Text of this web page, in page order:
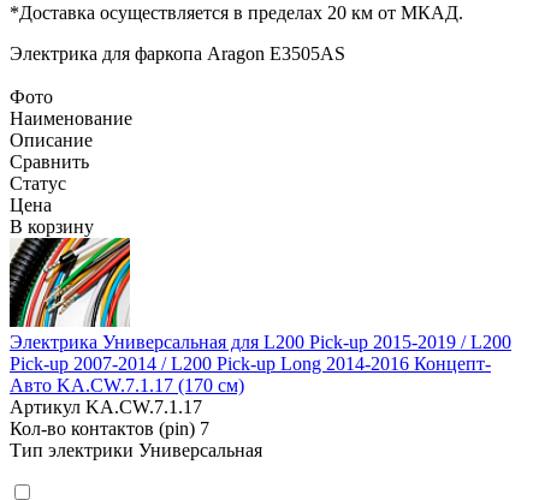
*Доставка осуществляется в пределах 20 км от МКАД.
Электрика для фаркопа Aragon E3505AS
Фото
Наименование
Описание
Сравнить
Статус
Цена
В корзину
Электрика Универсальная для L200 Pick-up 2015-2019 / L200
Pick-up 2007-2014 / L200 Pick-up Long 2014-2016 Концепт-
Авто KA.CW.7.1.17 (170 см)
Артикул KA.CW.7.1.17
Кол-во контактов (pin) 7
Тип электрики Универсальная